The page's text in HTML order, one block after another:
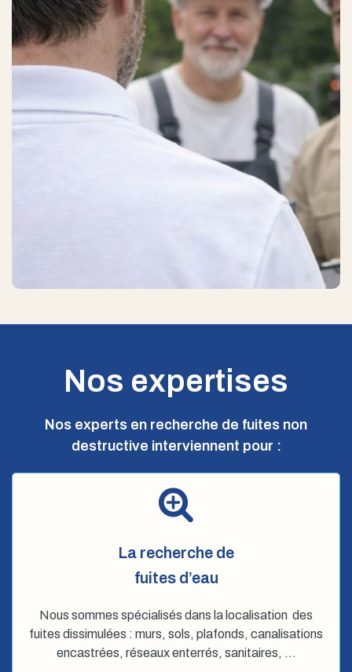
Nos expertises
Nos experts en recherche de fuites non
destructive interviennent pour :
La recherche de
fuites d’eau
Nous sommes spécialisés dans la localisation des
fuites dissimulées : murs, sols, plafonds, canalisations
encastrées, réseaux enterrés, sanitaires, …